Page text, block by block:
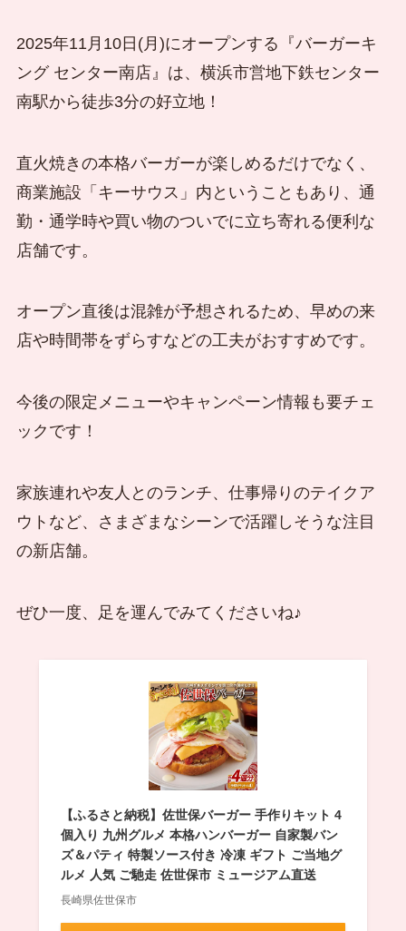
2025年11月10日(月)にオープンする『バーガーキ
ング センター南店』は、横浜市営地下鉄センター
南駅から徒歩3分の好立地！
直火焼きの本格バーガーが楽しめるだけでなく、
商業施設「キーサウス」内ということもあり、通
勤・通学時や買い物のついでに立ち寄れる便利な
店舗です。
オープン直後は混雑が予想されるため、早めの来
店や時間帯をずらすなどの工夫がおすすめです。
今後の限定メニューやキャンペーン情報も要チェ
ックです！
家族連れや友人とのランチ、仕事帰りのテイクア
ウトなど、さまざまなシーンで活躍しそうな注目
の新店舗。
ぜひ一度、足を運んでみてくださいね♪
【ふるさと納税】佐世保バーガー 手作りキット 4
個入り 九州グルメ 本格ハンバーガー 自家製バン
ズ＆パティ 特製ソース付き 冷凍 ギフト ご当地グ
ルメ 人気 ご馳走 佐世保市 ミュージアム直送
長崎県佐世保市